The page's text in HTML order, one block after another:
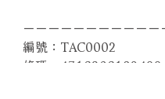
－－－－－－－－－－
編號：TAC0002
條碼：4716306182499